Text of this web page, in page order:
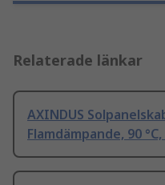
Relaterade länkar
AXINDUS
Flamdämpande, 90 °C,